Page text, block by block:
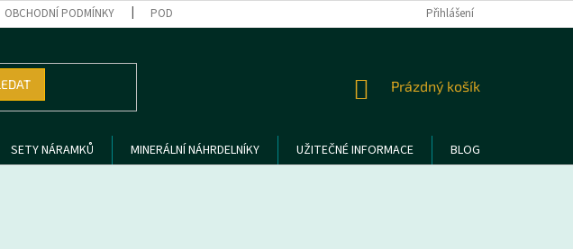
OBCHODNÍ PODMÍNKY PODMÍNKY OCHRANY OSOBNÍCH ÚDAJŮ REKLAMACE A VRÁCENÍ ZBOŽÍ
Přihlášení
NÁKUPNÍ
Prázdný košík
SETY NÁRAMKŮ MINERÁLNÍ NÁHRDELNÍKY UŽITEČNÉ INFORMACE BLOG